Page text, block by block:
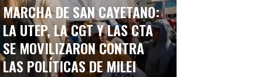
MARCHA DE SAN CAYETANO:
LA UTEP, LA CGT Y LAS CTA
SE MOVILIZARON CONTRA
LAS POLÍTICAS DE MILEI